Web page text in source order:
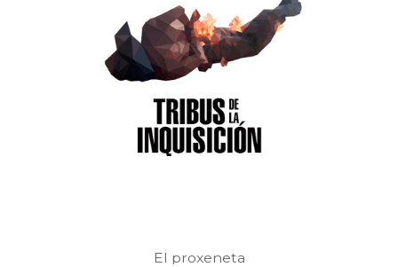
El proxeneta